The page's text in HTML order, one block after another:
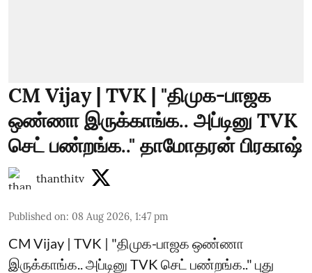
CM Vijay | TVK | "திமுக-பாஜக
ஒண்ணா இருக்காங்க.. அப்டினு TVK
செட் பண்றங்க.." தாமோதரன் பிரகாஷ்
thanthitv
Published on: 08 Aug 2026, 1:47 pm
CM Vijay | TVK | "திமுக-பாஜக ஒண்ணா
இருக்காங்க.. அப்டினு TVK செட் பண்றங்க.." புது